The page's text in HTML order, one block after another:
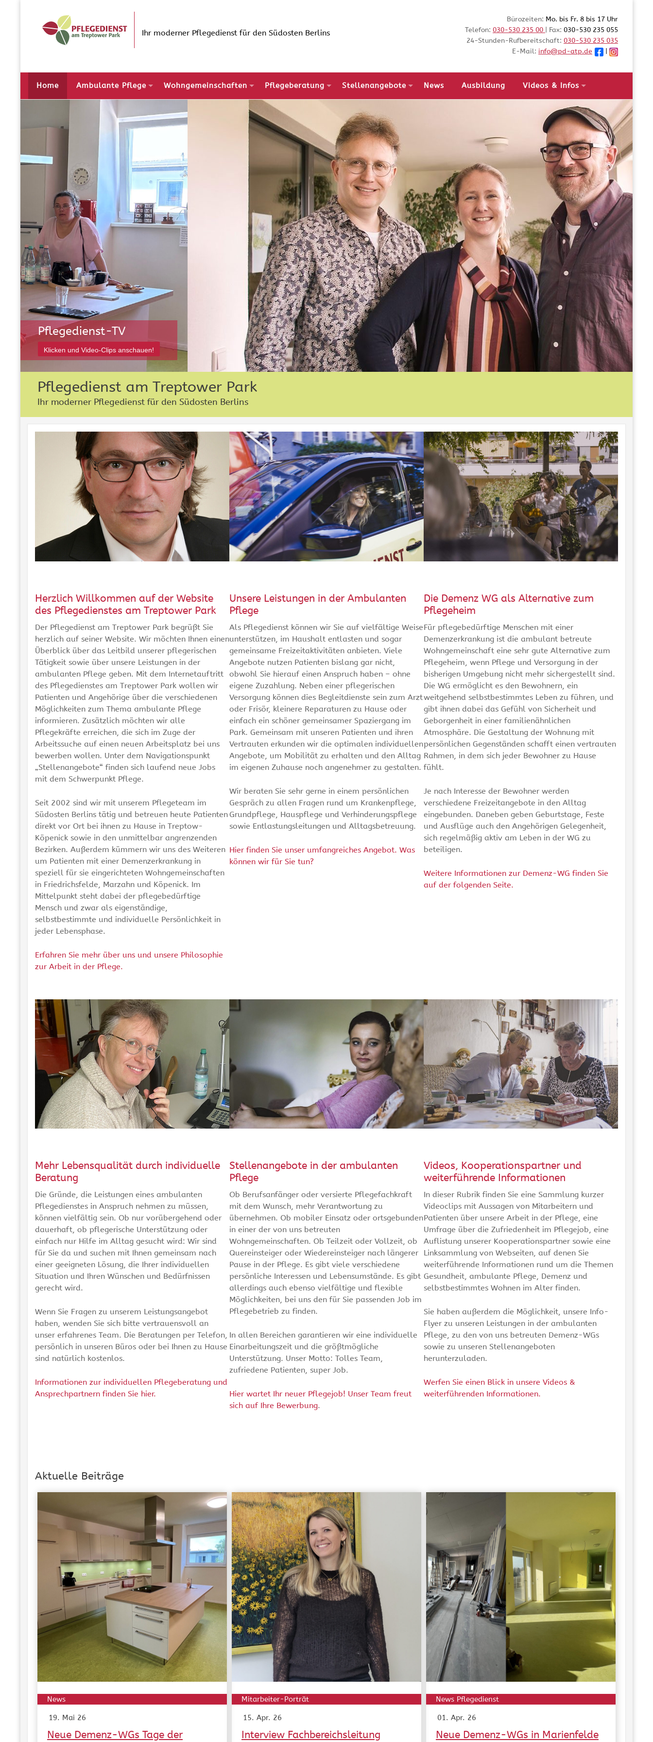
content
Ihr moderner Pflegedienst für den Südosten Berlins
Bürozeiten: Mo. bis Fr. 8 bis 17 Uhr
Telefon: 030-530 235 00 | Fax: 030-530 235 055
24-Stunden-Rufbereitschaft: 030-530 235 035
E-Mail: info@pd-atp.de
Home Ambulante Pflege Wohngemeinschaften Pflegeberatung Stellenangebote News Ausbildung Videos & Infos
Pflegedienst-TV
Klicken und Video-Clips anschauen!
Pflegedienst am Treptower Park
Ihr moderner Pflegedienst für den Südosten Berlins
Herzlich Willkommen auf der Website
des Pflegedienstes am Treptower Park
Der Pflegedienst am Treptower Park begrüßt Sie
herzlich auf seiner Website. Wir möchten Ihnen einen
Überblick über das Leitbild unserer pflegerischen
Tätigkeit sowie über unsere Leistungen in der
ambulanten Pflege geben. Mit dem Internetauftritt
des Pflegedienstes am Treptower Park wollen wir
Patienten und Angehörige über die verschiedenen
Möglichkeiten zum Thema ambulante Pflege
informieren. Zusätzlich möchten wir alle
Pflegekräfte erreichen, die sich im Zuge der
Arbeitssuche auf einen neuen Arbeitsplatz bei uns
bewerben wollen. Unter dem Navigationspunkt
„Stellenangebote“ finden sich laufend neue Jobs
mit dem Schwerpunkt Pflege.
Seit 2002 sind wir mit unserem Pflegeteam im
Südosten Berlins tätig und betreuen heute Patienten
direkt vor Ort bei ihnen zu Hause in Treptow-
Köpenick sowie in den unmittelbar angrenzenden
Bezirken. Außerdem kümmern wir uns des Weiteren
um Patienten mit einer Demenzerkrankung in
speziell für sie eingerichteten Wohngemeinschaften
in Friedrichsfelde, Marzahn und Köpenick. Im
Mittelpunkt steht dabei der pflegebedürftige
Mensch und zwar als eigenständige,
selbstbestimmte und individuelle Persönlichkeit in
jeder Lebensphase.
Erfahren Sie mehr über uns und unsere Philosophie
zur Arbeit in der Pflege.
Unsere Leistungen in der Ambulanten
Pflege
Als Pflegedienst können wir Sie auf vielfältige Weise
unterstützen, im Haushalt entlasten und sogar
gemeinsame Freizeitaktivitäten anbieten. Viele
Angebote nutzen Patienten bislang gar nicht,
obwohl Sie hierauf einen Anspruch haben – ohne
eigene Zuzahlung. Neben einer pflegerischen
Versorgung können dies Begleitdienste sein zum Arzt
oder Frisör, kleinere Reparaturen zu Hause oder
einfach ein schöner gemeinsamer Spaziergang im
Park. Gemeinsam mit unseren Patienten und ihren
Vertrauten erkunden wir die optimalen individuellen
Angebote, um Mobilität zu erhalten und den Alltag
im eigenen Zuhause noch angenehmer zu gestalten.
Wir beraten Sie sehr gerne in einem persönlichen
Gespräch zu allen Fragen rund um Krankenpflege,
Grundpflege, Hauspflege und Verhinderungspflege
sowie Entlastungsleitungen und Alltagsbetreuung.
Hier finden Sie unser umfangreiches Angebot. Was
können wir für Sie tun?
Die Demenz WG als Alternative zum
Pflegeheim
Für pflegebedürftige Menschen mit einer
Demenzerkrankung ist die ambulant betreute
Wohngemeinschaft eine sehr gute Alternative zum
Pflegeheim, wenn Pflege und Versorgung in der
bisherigen Umgebung nicht mehr sichergestellt sind.
Die WG ermöglicht es den Bewohnern, ein
weitgehend selbstbestimmtes Leben zu führen, und
gibt ihnen dabei das Gefühl von Sicherheit und
Geborgenheit in einer familienähnlichen
Atmosphäre. Die Gestaltung der Wohnung mit
persönlichen Gegenständen schafft einen vertrauten
Rahmen, in dem sich jeder Bewohner zu Hause
fühlt.
Je nach Interesse der Bewohner werden
verschiedene Freizeitangebote in den Alltag
eingebunden. Daneben geben Geburtstage, Feste
und Ausflüge auch den Angehörigen Gelegenheit,
sich regelmäßig aktiv am Leben in der WG zu
beteiligen.
Weitere Informationen zur Demenz-WG finden Sie
auf der folgenden Seite.
Mehr Lebensqualität durch individuelle
Beratung
Die Gründe, die Leistungen eines ambulanten
Pflegedienstes in Anspruch nehmen zu müssen,
können vielfältig sein. Ob nur vorübergehend oder
dauerhaft, ob pflegerische Unterstützung oder
einfach nur Hilfe im Alltag gesucht wird: Wir sind
für Sie da und suchen mit Ihnen gemeinsam nach
einer geeigneten Lösung, die Ihrer individuellen
Situation und Ihren Wünschen und Bedürfnissen
gerecht wird.
Wenn Sie Fragen zu unserem Leistungsangebot
haben, wenden Sie sich bitte vertrauensvoll an
unser erfahrenes Team. Die Beratungen per Telefon,
persönlich in unseren Büros oder bei Ihnen zu Hause
sind natürlich kostenlos.
Informationen zur individuellen Pflegeberatung und
Ansprechpartnern finden Sie hier.
Stellenangebote in der ambulanten
Pflege
Ob Berufsanfänger oder versierte Pflegefachkraft
mit dem Wunsch, mehr Verantwortung zu
übernehmen. Ob mobiler Einsatz oder ortsgebunden
in einer der von uns betreuten
Wohngemeinschaften. Ob Teilzeit oder Vollzeit, ob
Quereinsteiger oder Wiedereinsteiger nach längerer
Pause in der Pflege. Es gibt viele verschiedene
persönliche Interessen und Lebensumstände. Es gibt
allerdings auch ebenso vielfältige und flexible
Möglichkeiten, bei uns den für Sie passenden Job im
Pflegebetrieb zu finden.
In allen Bereichen garantieren wir eine individuelle
Einarbeitungszeit und die größtmögliche
Unterstützung. Unser Motto: Tolles Team,
zufriedene Patienten, super Job.
Hier wartet Ihr neuer Pflegejob! Unser Team freut
sich auf Ihre Bewerbung.
Videos, Kooperationspartner und
weiterführende Informationen
In dieser Rubrik finden Sie eine Sammlung kurzer
Videoclips mit Aussagen von Mitarbeitern und
Patienten über unsere Arbeit in der Pflege, eine
Umfrage über die Zufriedenheit im Pflegejob, eine
Auflistung unserer Kooperationspartner sowie eine
Linksammlung von Webseiten, auf denen Sie
weiterführende Informationen rund um die Themen
Gesundheit, ambulante Pflege, Demenz und
selbstbestimmtes Wohnen im Alter finden.
Sie haben außerdem die Möglichkeit, unsere Info-
Flyer zu unseren Leistungen in der ambulanten
Pflege, zu den von uns betreuten Demenz-WGs
sowie zu unseren Stellenangeboten
herunterzuladen.
Werfen Sie einen Blick in unsere Videos &
weiterführenden Informationen.
Aktuelle Beiträge
News
19. Mai 26
Neue Demenz-WGs Tage der
Mitarbeiter-Porträt
15. Apr. 26
Interview Fachbereichsleitung
News Pflegedienst
01. Apr. 26
Neue Demenz-WGs in Marienfelde